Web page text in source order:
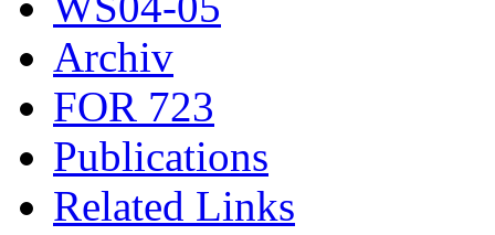
Archiv
FOR 723
Publications
Related Links